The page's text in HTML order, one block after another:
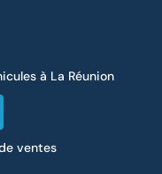
à La Réunion
ventes